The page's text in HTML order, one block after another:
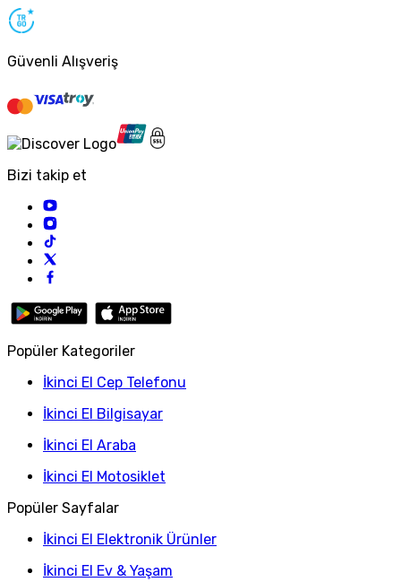
Güvenli Alışveriş
Bizi takip et
Popüler Kategoriler
İkinci El Cep Telefonu
İkinci El Bilgisayar
İkinci El Araba
İkinci El Motosiklet
Popüler Sayfalar
İkinci El Elektronik Ürünler
İkinci El Ev & Yaşam